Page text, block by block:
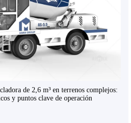
de 2,6 m³ en terrenos complejos:
y puntos clave de operación